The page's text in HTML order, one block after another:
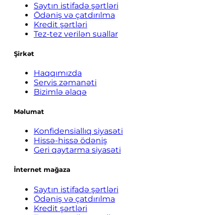
Saytın istifadə şərtləri
Ödəniş və çatdırılma
Kredit şərtləri
Tez-tez verilən suallar
Şirkət
Haqqımızda
Servis zəmanəti
Bizimlə əlaqə
Məlumat
Konfidensiallıq siyasəti
Hissə-hissə ödəniş
Geri qaytarma siyasəti
İnternet mağaza
Saytın istifadə şərtləri
Ödəniş və çatdırılma
Kredit şərtləri